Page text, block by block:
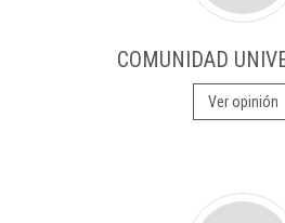
COMUNIDAD
Ver opinión